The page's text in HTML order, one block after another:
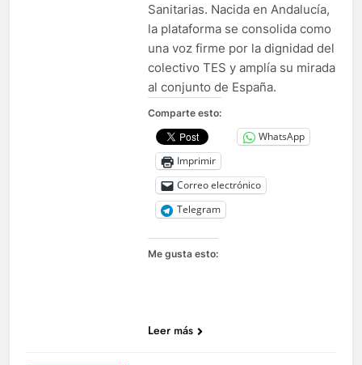
Sanitarias. Nacida en Andalucía,
la plataforma se consolida como
una voz firme por la dignidad del
colectivo TES y amplía su mirada
al conjunto de España.
Comparte esto:
WhatsApp
Imprimir
Correo electrónico
Telegram
Me gusta esto:
Leer más